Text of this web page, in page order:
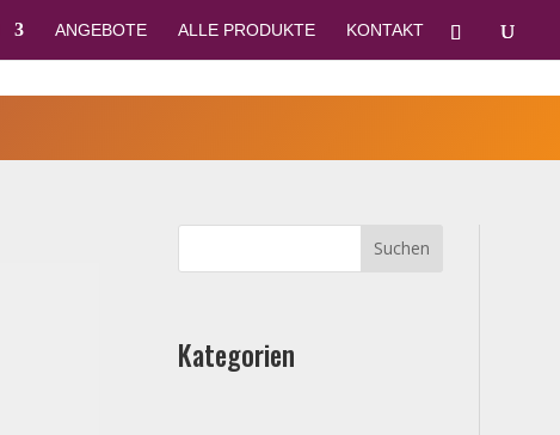
ANGEBOTE ALLE PRODUKTE KONTAKT
Kategorien